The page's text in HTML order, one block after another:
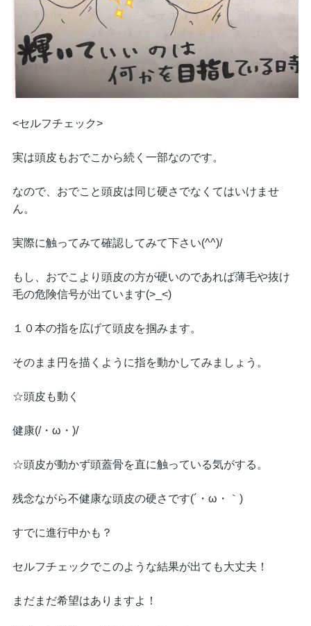
<セルフチェック>
実は頭皮もおでこから続く一部なのです。
なので、おでこと頭皮は同じ硬さでなくてはいけませ
ん。
実際に触ってみて確認してみて下さい(^^)/
もし、おでこより頭皮の方が硬いのであれば薄毛や抜け
毛の危険信号が出ています(>_<)
１０本の指を広げて頭皮を掴みます。
そのまま円を描くように指を動かしてみましょう。
☆頭皮も動く
健康(/・ω・)/
☆頭皮が動かず頭蓋骨を直に触っている気がする。
残念ながら不健康な頭皮の硬さです(´・ω・｀)
すでに進行中かも？
セルフチェックでこのような結果が出ても大丈夫！
まだまだ希望はありますよ！